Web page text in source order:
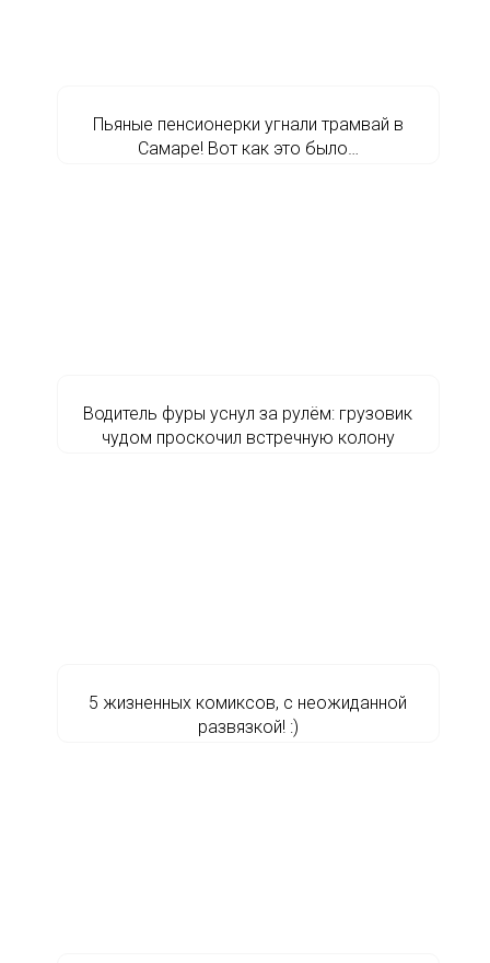
Пьяные пенсионерки угнали трамвай в
Самаре! Вот как это было…
Водитель фуры уснул за рулём: грузовик
чудом проскочил встречную колону
5 жизненных комиксов, с неожиданной
развязкой! :)